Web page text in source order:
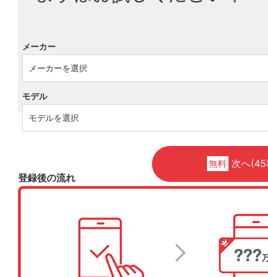
メーカー
モデル
無料 次へ
登録後の流れ